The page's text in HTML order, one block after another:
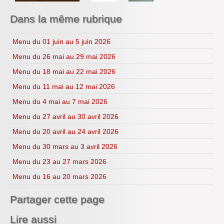
Lycéens au cinéma
CDI
Année 2023-2024
Année 2025-2026
Dans la même rubrique
Menu du 01 juin au 5 juin 2026
Menu du 26 mai au 29 mai 2026
Menu du 18 mai au 22 mai 2026
Menu du 11 mai au 12 mai 2026
Menu du 4 mai au 7 mai 2026
Menu du 27 avril au 30 avril 2026
Menu du 20 avril au 24 avril 2026
Menu du 30 mars au 3 avril 2026
Menu du 23 au 27 mars 2026
Menu du 16 au 20 mars 2026
Partager cette page
Lire aussi